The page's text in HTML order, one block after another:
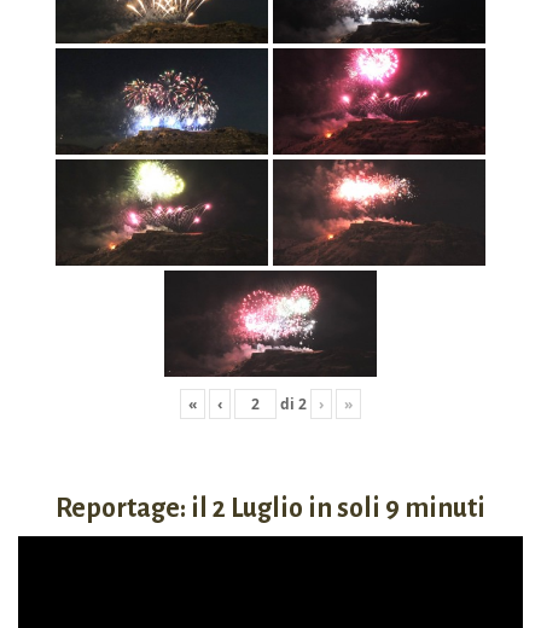
« ‹ di 2 › »
Reportage: il 2 Luglio in soli 9 minuti